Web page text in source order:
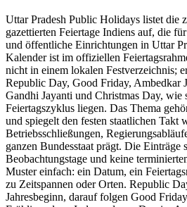
Uttar Pradesh Public Holidays listet die
gazettierten Feiertage Indiens auf, die
und öffentliche Einrichtungen in Uttar
Kalender ist im offiziellen
nicht in einem lokalen Festverzeichnis;
Republic Day, Good Friday, Ambedkar
Gandhi Jayanti und Christmas Day, wie
Feiertagszyklus liegen. Das Thema
und spiegelt den festen staatlichen Takt
Betriebsschließungen,
ganzen Bundesstaat prägt. Die Einträge
Beobachtungstage und keine
Muster einfach: ein Datum, ein
zu Zeitspannen oder Orten. Republic
Jahresbeginn, darauf folgen Good